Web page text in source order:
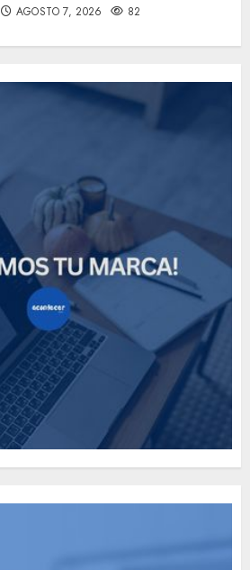
AGOSTO 7, 2026 82
How Many of These Italian
MAYO 14, 2024 812